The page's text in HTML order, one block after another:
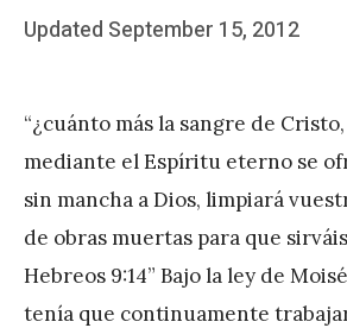
Posted
Updated September 15, 2012
b
J
A
P
é
r
“¿cuánto más la sangre de
mediante el Espíritu eterno se
sin mancha a Dios, limpiará
de obras muertas para que
Hebreos 9:14” Bajo la ley de
tenía que continuamente